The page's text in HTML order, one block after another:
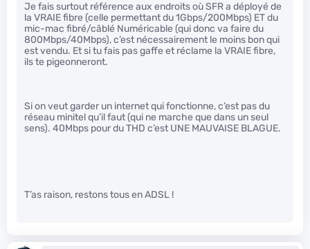
Je fais surtout référence aux endroits où SFR a déployé de
la VRAIE fibre (celle permettant du 1Gbps/200Mbps) ET du
mic-mac fibré/câblé Numéricable (qui donc va faire du
800Mbps/40Mbps), c’est nécessairement le moins bon qui
est vendu. Et si tu fais pas gaffe et réclame la VRAIE fibre,
ils te pigeonneront.
Si on veut garder un internet qui fonctionne, c’est pas du
réseau minitel qu’il faut (qui ne marche que dans un seul
sens). 40Mbps pour du THD c’est UNE MAUVAISE BLAGUE.
T’as raison, restons tous en ADSL !